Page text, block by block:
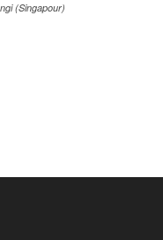
(Singapour)